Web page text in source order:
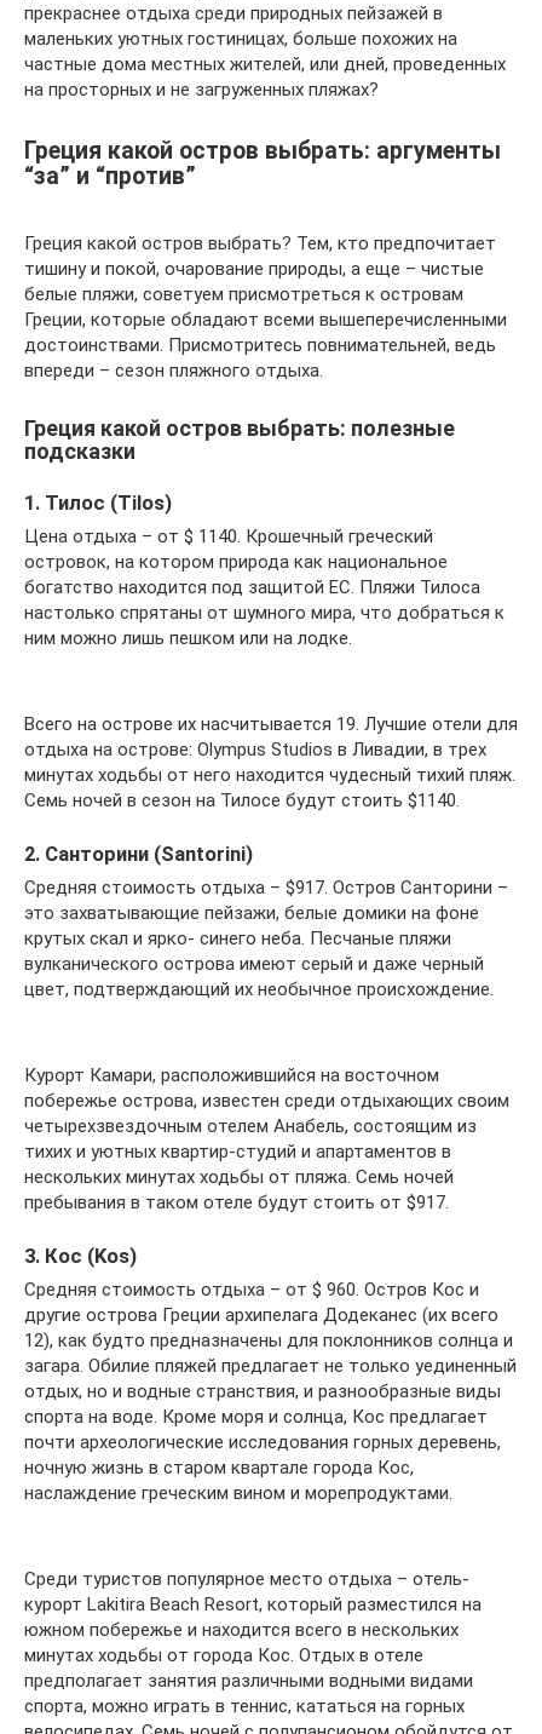
прекраснее отдыха среди природных пейзажей в
маленьких уютных гостиницах, больше похожих на
частные дома местных жителей, или дней, проведенных
на просторных и не загруженных пляжах?
Греция какой остров выбрать: аргументы
“за” и “против”
Греция какой остров выбрать? Тем, кто предпочитает
тишину и покой, очарование природы, а еще – чистые
белые пляжи, советуем присмотреться к островам
Греции, которые обладают всеми вышеперечисленными
достоинствами. Присмотритесь повнимательней, ведь
впереди – сезон пляжного отдыха.
Греция какой остров выбрать: полезные
подсказки
1. Тилос (Tilos)
Цена отдыха – от $ 1140. Крошечный греческий
островок, на котором природа как национальное
богатство находится под защитой ЕС. Пляжи Тилоса
настолько спрятаны от шумного мира, что добраться к
ним можно лишь пешком или на лодке.
Всего на острове их насчитывается 19. Лучшие отели для
отдыха на острове: Olympus Studios в Ливадии, в трех
минутах ходьбы от него находится чудесный тихий пляж.
Семь ночей в сезон на Тилосе будут стоить $1140.
2. Санторини (Santorini)
Средняя стоимость отдыха – $917. Остров Санторини –
это захватывающие пейзажи, белые домики на фоне
крутых скал и ярко- синего неба. Песчаные пляжи
вулканического острова имеют серый и даже черный
цвет, подтверждающий их необычное происхождение.
Курорт Камари, расположившийся на восточном
побережье острова, известен среди отдыхающих своим
четырехзвездочным отелем Анабель, состоящим из
тихих и уютных квартир-студий и апартаментов в
нескольких минутах ходьбы от пляжа. Семь ночей
пребывания в таком отеле будут стоить от $917.
3. Кос (Kos)
Средняя стоимость отдыха – от $ 960. Остров Кос и
другие острова Греции архипелага Додеканес (их всего
12), как будто предназначены для поклонников солнца и
загара. Обилие пляжей предлагает не только уединенный
отдых, но и водные странствия, и разнообразные виды
спорта на воде. Кроме моря и солнца, Кос предлагает
почти археологические исследования горных деревень,
ночную жизнь в старом квартале города Кос,
наслаждение греческим вином и морепродуктами.
Среди туристов популярное место отдыха – отель-
курорт Lakitira Beach Resort, который разместился на
южном побережье и находится всего в нескольких
минутах ходьбы от города Кос. Отдых в отеле
предполагает занятия различными водными видами
спорта, можно играть в теннис, кататься на горных